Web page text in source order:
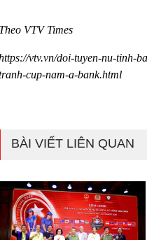
Theo VTV Times
vtv.vn/doi-tuyen-nu-tinh-
cup-nam-a-bank.html
BÀI VIẾT LIÊN QUAN